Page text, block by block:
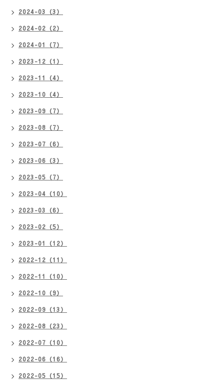
2024-03（3）
2024-02（2）
2024-01（7）
2023-12（1）
2023-11（4）
2023-10（4）
2023-09（7）
2023-08（7）
2023-07（6）
2023-06（3）
2023-05（7）
2023-04（10）
2023-03（6）
2023-02（5）
2023-01（12）
2022-12（11）
2022-11（10）
2022-10（9）
2022-09（13）
2022-08（23）
2022-07（10）
2022-06（16）
2022-05（15）